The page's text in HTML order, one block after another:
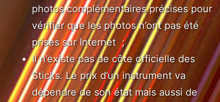
photos complémentaires précises pour
vérifier que les photos n’ont pas été
prises sur Internet ;
Il n’existe pas de côte officielle des
Sticks. Le prix d’un instrument va
dépendre de son état mais aussi de